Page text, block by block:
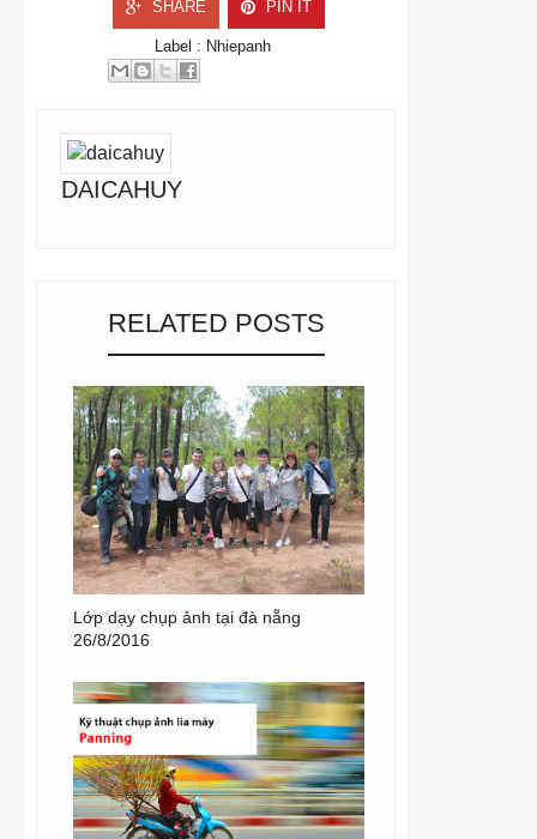
SHARE PIN IT
Label : Nhiepanh
DAICAHUY
RELATED POSTS
Lớp dạy chụp ảnh tại đà nẵng
26/8/2016